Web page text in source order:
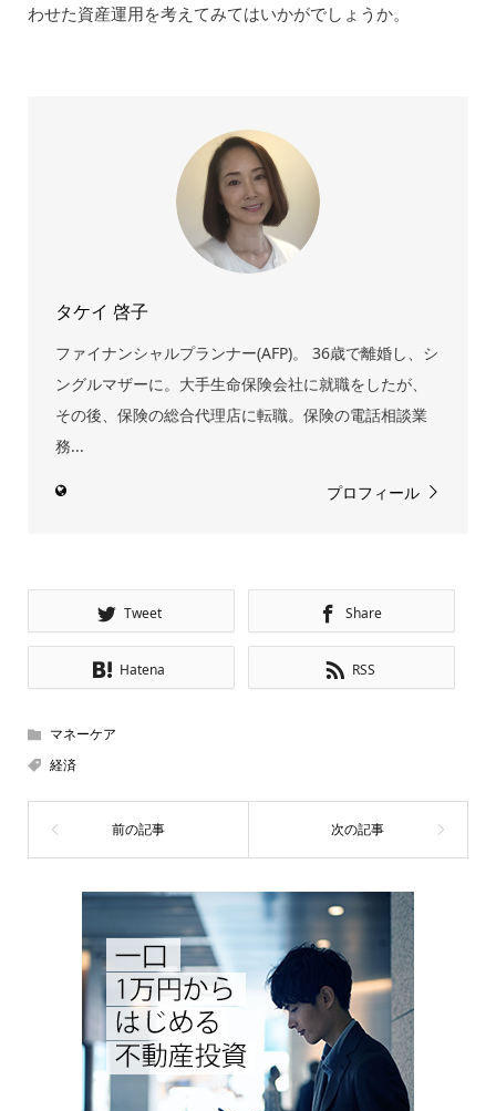
わせた資産運用を考えてみてはいかがでしょうか。
タケイ 啓子
ファイナンシャルプランナー(AFP)。 36歳で離婚し、シ
ングルマザーに。大手生命保険会社に就職をしたが、
その後、保険の総合代理店に転職。保険の電話相談業
務...
プロフィール
Tweet Share
Hatena RSS
マネーケア
経済